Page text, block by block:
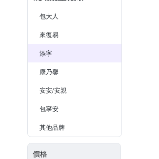
包大人
來復易
添寧
康乃馨
安安/安親
包寧安
其他品牌
價格